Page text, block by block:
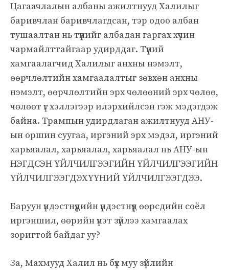
Цагаачлалын албаны ажилтнууд Халилыг
баривчлан баривчлагдсан, тэр одоо албан
тушаалтан нь түүнийг албадан гаргах хүчин
чармайлттайгаар удирддаг. Түүний
хамгаалагчид Халилыг анхны нэмэлт,
өөрчлөлтийн хамгаалалтыг зөвхөн анхны
нэмэлт, өөрчлөлтийн эрх чөлөөний эрх чөлөө,
чөлөөт үг хэллэгээр илэрхийлсэн гэж мэдэгдэж
байна. Трампын удирдлаган ажилтнууд АНУ-
ын оршин суугаа, иргэний эрх мэдэл, иргэний
харьяалал, харьяалал, харьяалал нь АНУ-ын
НЭГДСЭН ҮЙЛЧИЛГЭЭГИЙН ҮЙЛЧИЛГЭЭГИЙН
ҮЙЛЧИЛГЭЭГДЭХҮҮНИЙ ҮЙЛЧИЛГЭЭГДЭЭ.
Баруун үндэстнүүдийн үндэстнүүд өөрсдийн соёл
иргэншил, өөрийн үнэт зүйлээ хамгаалах
зоригтой байдаг уу?
За, Махмууд Халил нь бүх муу зүйлийн